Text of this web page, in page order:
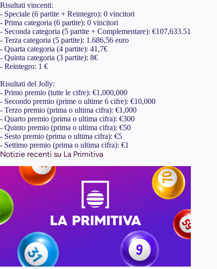
Risultati vincenti:
- Speciale (6 partite + Reintegro): 0 vincitori
- Prima categoria (6 partite): 0 vincitori
- Seconda categoria (5 partite + Complementare): €107,633.51
- Terza categoria (5 partite): 1.686,56 euro
- Quarta categoria (4 partite): 41,7€
- Quinta categoria (3 partite): 8€
- Reintegro: 1 €
Risultati del Jolly:
- Primo premio (tutte le cifre): €1,000,000
- Secondo premio (prime o ultime 6 cifre): €10,000
- Terzo premio (prima o ultima cifra): €1,000
- Quarto premio (prima o ultima cifra): €300
- Quinto premio (prima o ultima cifra): €50
- Sesto premio (prima o ultima cifra): €5
- Settimo premio (prima o ultima cifra): €1
Notizie recenti su La Primitiva